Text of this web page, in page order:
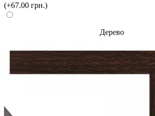
(+67.00 грн.)
Дерево